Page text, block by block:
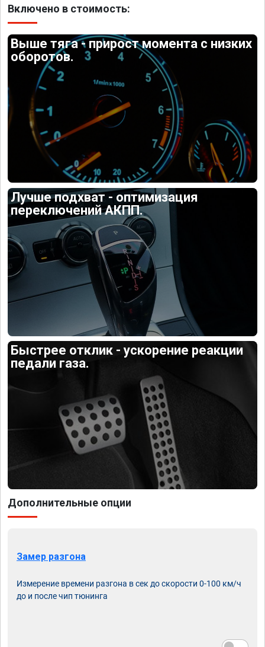
Включено в стоимость:
Выше тяга - прирост момента с низких
оборотов.
Лучше подхват - оптимизация
переключений АКПП.
Быстрее отклик - ускорение реакции
педали газа.
Дополнительные опции
Замер разгона
Измерение времени разгона в сек до скорости 0-100 км/ч
до и после чип тюнинга